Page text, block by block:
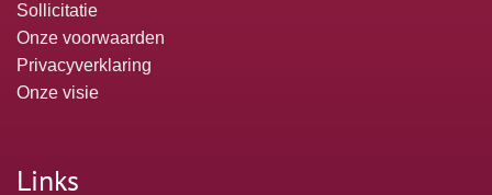
Sollicitatie
Onze voorwaarden
Privacyverklaring
Onze visie
Links